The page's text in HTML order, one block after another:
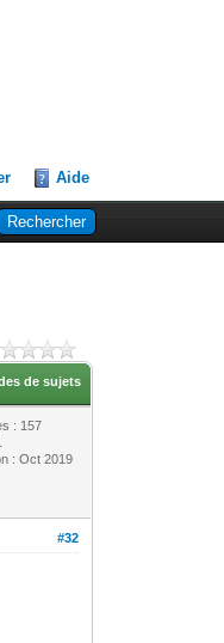
Aide
de sujets
: 157
: Oct 2019
#32